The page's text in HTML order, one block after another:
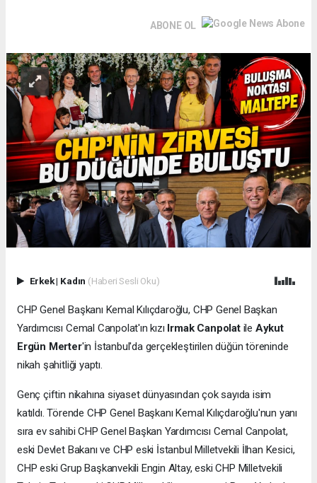
ABONE OL
Erkek| Kadın (Haberi Sesli Oku)
CHP Genel Başkanı Kemal Kılıçdaroğlu, CHP Genel Başkan
Yardımcısı Cemal Canpolat'ın kızı Irmak Canpolatile Aykut
Ergün Merter'in İstanbul'da gerçekleştirilen düğün töreninde
nikah şahitliği yaptı.
Genç çiftin nikahına siyaset dünyasından çok sayıda isim
katıldı. Törende CHP Genel Başkanı Kemal Kılıçdaroğlu'nun yanı
sıra ev sahibi CHP Genel Başkan Yardımcısı Cemal Canpolat,
eski Devlet Bakanı ve CHP eski İstanbul Milletvekili İlhan Kesici,
CHP eski Grup Başkanvekili Engin Altay, eski CHP Milletvekili